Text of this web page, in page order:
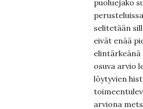
puoluejako
selitetään
eivät enää
elintärkeänä
osuva arvio
löytyvien
arviona